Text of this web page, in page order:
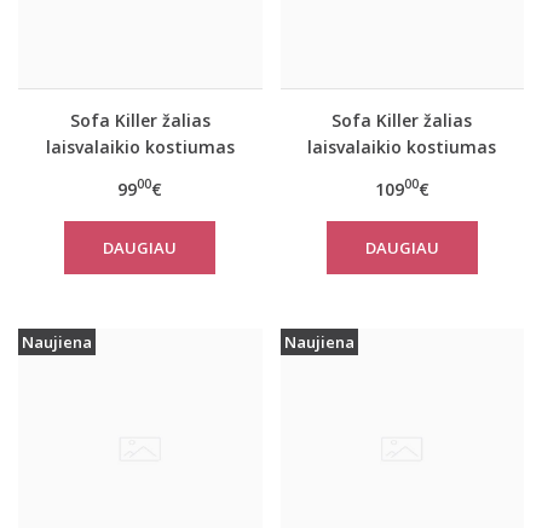
Sofa Killer žalias
laisvalaikio kostiumas
9900€
DAUGIAU
Sofa Killer žalias
laisvalaikio kostiumas
10900€
DAUGIAU
Naujiena Naujiena